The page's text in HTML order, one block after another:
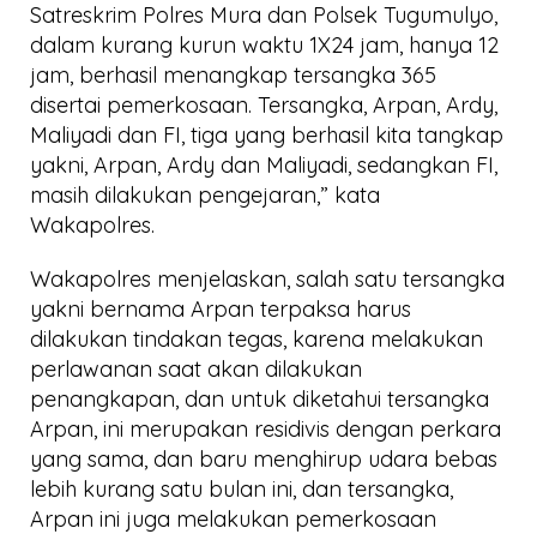
Satreskrim Polres Mura dan Polsek Tugumulyo,
dalam kurang kurun waktu 1X24 jam, hanya 12
jam, berhasil menangkap tersangka 365
disertai pemerkosaan. Tersangka, Arpan, Ardy,
Maliyadi dan FI, tiga yang berhasil kita tangkap
yakni, Arpan, Ardy dan Maliyadi, sedangkan FI,
masih dilakukan pengejaran,” kata
Wakapolres.
Wakapolres menjelaskan, salah satu tersangka
yakni bernama Arpan terpaksa harus
dilakukan tindakan tegas, karena melakukan
perlawanan saat akan dilakukan
penangkapan, dan untuk diketahui tersangka
Arpan, ini merupakan residivis dengan perkara
yang sama, dan baru menghirup udara bebas
lebih kurang satu bulan ini, dan tersangka,
Arpan ini juga melakukan pemerkosaan